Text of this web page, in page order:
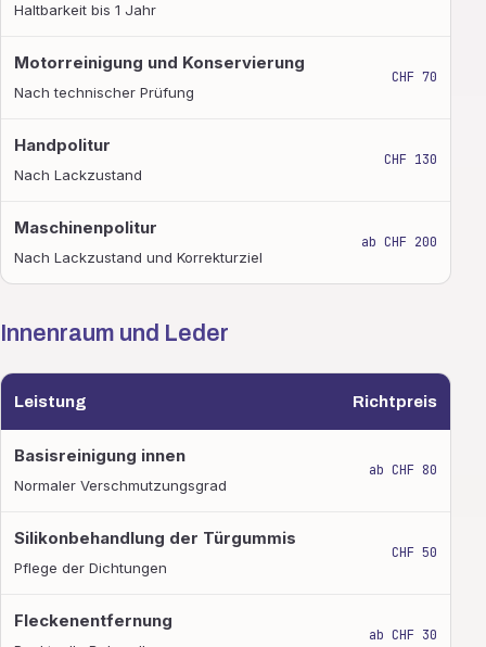
Haltbarkeit bis 1 Jahr
Motorreinigung und Konservierung
Nach technischer Prüfung
CHF 70
Handpolitur
Nach Lackzustand
CHF 130
Maschinenpolitur
Nach Lackzustand und Korrekturziel
ab CHF 200
Innenraum und Leder
Leistung Richtpreis
Basisreinigung innen
Normaler Verschmutzungsgrad
ab CHF 80
Silikonbehandlung der Türgummis
Pflege der Dichtungen
CHF 50
Fleckenentfernung
ab CHF 30